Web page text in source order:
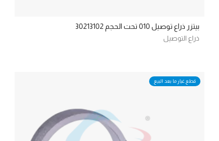
بيتزر ذراع توصيل 010 تحت الحجم 30213102
ذراع التوصيل
قطع غيار ما بعد البيع